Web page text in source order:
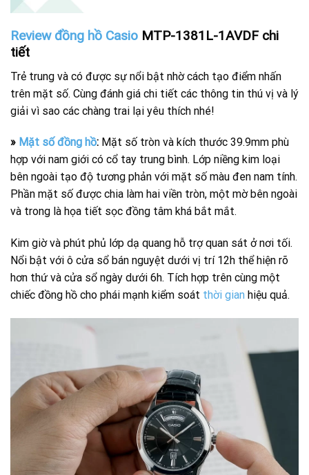
Review đồng hồ Casio MTP-1381L-1AVDF chi
tiết
Trẻ trung và có được sự nổi bật nhờ cách tạo điểm nhấn
trên mặt số. Cùng đánh giá chi tiết các thông tin thú vị và lý
giải vì sao các chàng trai lại yêu thích nhé!
» Mặt số đồng hồ: Mặt số tròn và kích thước 39.9mm phù
hợp với nam giới có cổ tay trung bình. Lớp niềng kim loại
bên ngoài tạo độ tương phản với mặt số màu đen nam tính.
Phần mặt số được chia làm hai viền tròn, một mờ bên ngoài
và trong là họa tiết sọc đồng tâm khá bắt mắt.
Kim giờ và phút phủ lớp dạ quang hỗ trợ quan sát ở nơi tối.
Nổi bật với ô cửa sổ bán nguyệt dưới vị trí 12h thể hiện rõ
hơn thứ và cửa sổ ngày dưới 6h. Tích hợp trên cùng một
chiếc đồng hồ cho phái mạnh kiểm soát thời gian hiệu quả.